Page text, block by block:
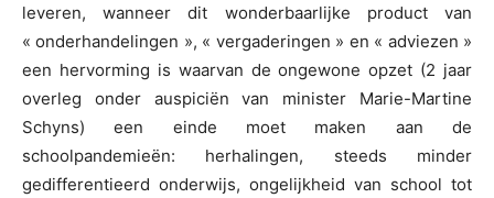
leveren, wanneer dit wonderbaarlijke product van
« onderhandelingen », « vergaderingen » en « adviezen »
een hervorming is waarvan de ongewone opzet (2 jaar
overleg onder auspiciën van minister Marie-Martine
Schyns) een einde moet maken aan de
schoolpandemieën: herhalingen, steeds minder
gedifferentieerd onderwijs, ongelijkheid van school tot